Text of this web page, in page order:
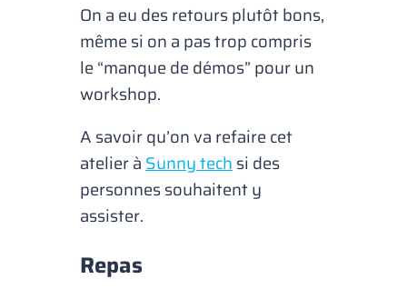
On a eu des retours plutôt bons,
même si on a pas trop compris
le “manque de démos” pour un
workshop.
A savoir qu’on va refaire cet
atelier àSunny techsi des
personnes souhaitent y
assister.
Repas